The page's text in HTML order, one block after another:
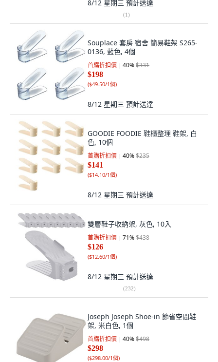
8/12 星期三 預計送達
(1)
Souplace 套房 宿舍 簡易鞋架 S265-
0136, 藍色, 4個
首購折扣價 40%$331
$198
($49.50/1個)
8/12 星期三 預計送達
GOODIE FOODIE 鞋櫃整理 鞋架, 白
色, 10個
首購折扣價 40%$235
$141
($14.10/1個)
8/12 星期三 預計送達
雙層鞋子收納架, 灰色, 10入
首購折扣價 71%$438
$126
($12.60/1個)
8/12 星期三 預計送達
(232)
Joseph Joseph Shoe-in 節省空間鞋
架, 米白色, 1個
首購折扣價 40%$498
$298
($298.00/1個)